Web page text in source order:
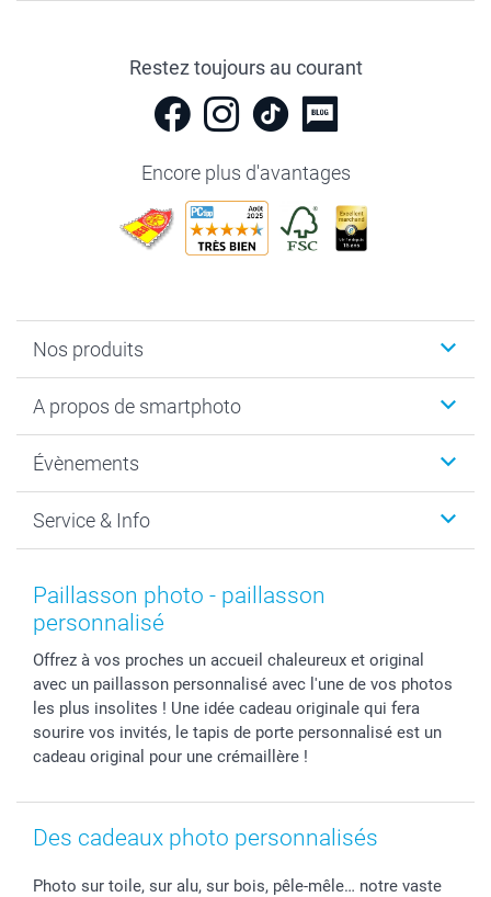
Restez toujours au courant
Encore plus d'avantages
Nos produits
Cadeaux photo
MyNameBook
Développement photo & Tirage photo
Cadres photo & accessoires déco
Calendrier photos & Agendas photo
Chèque Cadeau
A propos de smartphoto
Durabilité
Gestion des cookies
Mentions Légales
Presse
Investor Relations
B2B smartbusiness
Droit de rétractation
Évènements
Nouvel An
Fête des Mères
Fête des Pères
Mariage
Fête d'anniversaire
Collection naissance
Tous les évènements
Service & Info
Tarifs et frais de livraison
Livraison
Modes de Paiement
Identifiez-vous
Plan du site
Statut de ma commande
smartbonus
Paillasson photo - paillasson
personnalisé
Offrez à vos proches un accueil chaleureux et original
avec un paillasson personnalisé avec l'une de vos photos
les plus insolites ! Une idée cadeau originale qui fera
sourire vos invités, le tapis de porte personnalisé est un
cadeau original pour une crémaillère !
Des cadeaux photo personnalisés
Photo sur toile, sur alu, sur bois, pêle-mêle… notre vaste